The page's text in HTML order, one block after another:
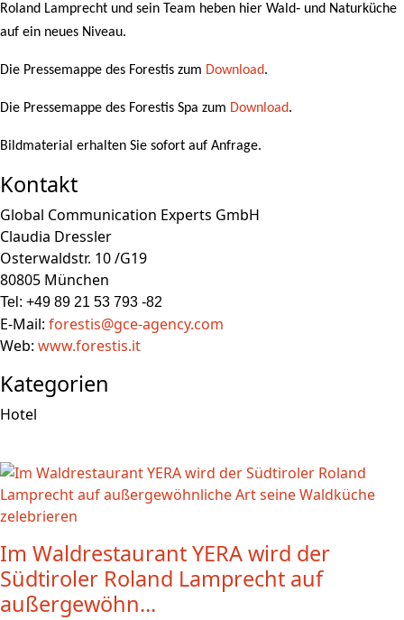
Roland Lamprecht und sein Team heben hier Wald‑ und Naturküche
auf ein neues Niveau.
Die Pressemappe des Forestis zum Download.
Die Pressemappe des Forestis Spa zum Download.
Bildmaterial erhalten Sie sofort auf Anfrage.
Kontakt
Global Communication Experts GmbH
Claudia Dressler
Osterwaldstr. 10 /G19
80805 München
Tel: +49 89 21 53 793 -82
E-Mail: forestis@gce-agency.com
Web: www.forestis.it
Kategorien
Hotel
Im Waldrestaurant YERA wird der
Südtiroler Roland Lamprecht auf
außergewöhn...